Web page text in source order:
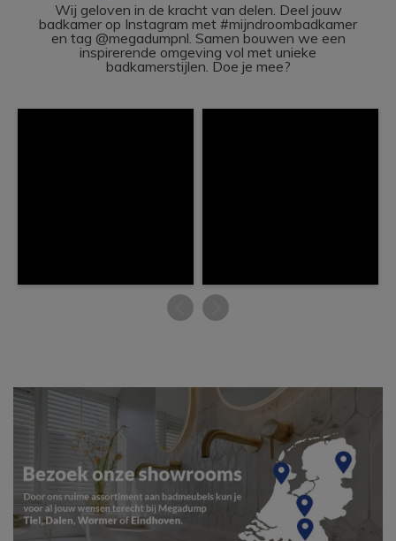
Wij geloven in de kracht van delen. Deel jouw
badkamer op Instagram met #mijndroombadkamer
en tag @megadumpnl. Samen bouwen we een
inspirerende omgeving vol met unieke
badkamerstijlen. Doe je mee?